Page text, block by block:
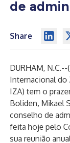
de
Share
DURHAM, N.C.--(
Internacional
IZA) tem o
Boliden, Mikael
conselho de
feita hoje pelo
sua reunião